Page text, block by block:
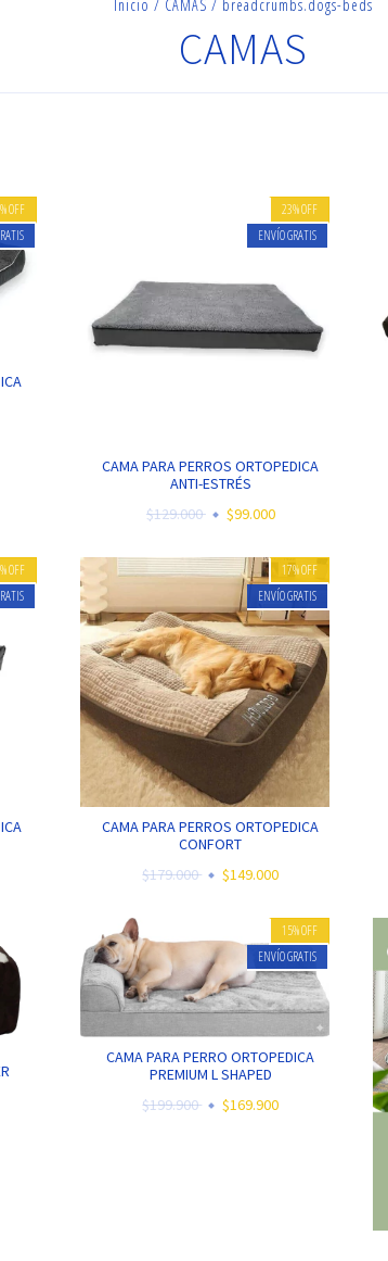
Inicio / CAMAS / breadcrumbs.dogs-beds
CAMAS
%OFF
23%OFF
ENVÍO GRATIS
CAMA PARA PERROS ORTOPEDICA
ANTI-ESTRÉS
$129.000
$99.000
%OFF
17%OFF
ENVÍO GRATIS
CAMA PARA PERROS ORTOPEDICA
CONFORT
$179.000
$149.000
15%OFF
ENVÍO GRATIS
CAMA PARA PERRO ORTOPEDICA
PREMIUM L SHAPED
$199.900
$169.900